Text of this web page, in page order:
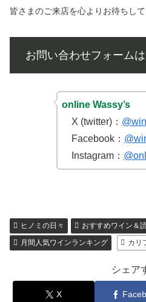
皆さまのご来店を心よりお待ちして
お問い合わせフォーム
online Wassy’s
X (twitter)：
Facebook：
Instagram：
ヒノミの日々
おすすめワイン＆
月間人気ワインランキング
カリ
シェア
X